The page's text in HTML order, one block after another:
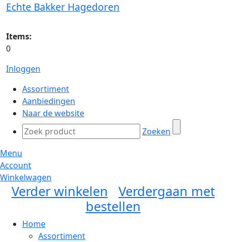
Echte Bakker Hagedoren
Items:
0
Inloggen
Assortiment
Aanbiedingen
Naar de website
Zoeken
Menu
Account
Winkelwagen
Verder winkelen
Verdergaan met
bestellen
Home
Assortiment